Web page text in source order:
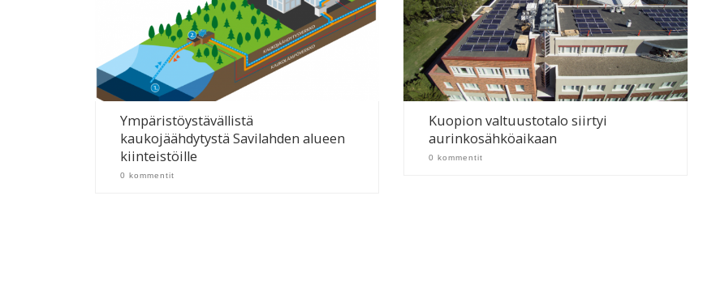
Ympäristöystävällistä
kaukojäähdytystä Savilahden alueen
kiinteistöille
0 kommentit
Kuopion valtuustotalo siirtyi
aurinkosähköaikaan
0 kommentit